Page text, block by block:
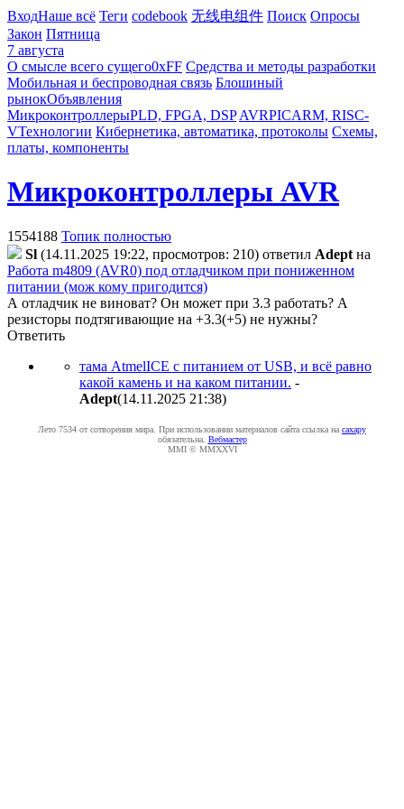
ВходНаше всё Теги codebook 无线电组件 Поиск Опросы
Закон Пятница
7 августа
О смысле всего сущего0xFF Средства и методы разработки
Мобильная и беспроводная связь Блошиный
рынокОбъявления
МикроконтроллерыPLD, FPGA, DSP AVRPICARM, RISC-
VТехнологии Кибернетика, автоматика, протоколы Схемы,
платы, компоненты
Микроконтроллеры AVR
1554188 Топик полностью
Sl (14.11.2025 19:22, просмотров: 210) ответил Adept на
Работа m4809 (AVR0) под отладчиком при пониженном
питании (мож кому пригодится)
А отладчик не виноват? Он может при 3.3 работать? А
резисторы подтягивающие на +3.3(+5) не нужны?
Ответить
тама AtmelICE с питанием от USB, и всё равно
какой камень и на каком питании. -
Adept(14.11.2025 21:38)
Лето 7534 от сотворения мира. При использовании материалов сайта ссылка на caxapу
обязательна. Вебмастер
MMI © MMXXVI